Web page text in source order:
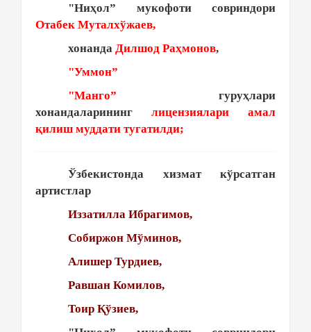
"Ниҳол” мукофоти совриндори
Отабек Муталхўжаев,
хонандаДилшод Раҳмонов,
"Уммон”
"Манго” гуруҳлари
хонандаларининг лицензиялари амал
қилиш муддати тугатилди;
Ўзбекистонда хизмат кўрсатган
артистлар
Иззатилла Ибрагимов,
Собиржон Мўминов,
Алишер Турдиев,
Равшан Комилов,
Тоир Қўзиев,